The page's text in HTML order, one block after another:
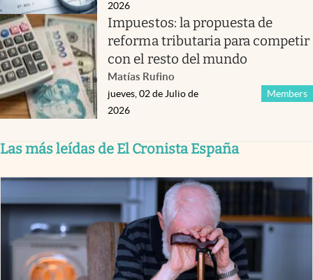
2026
Impuestos: la propuesta de
reforma tributaria para competir
con el resto del mundo
Matías Rufino
Members
jueves, 02 de Julio de
2026
Las más leídas de El Cronista España